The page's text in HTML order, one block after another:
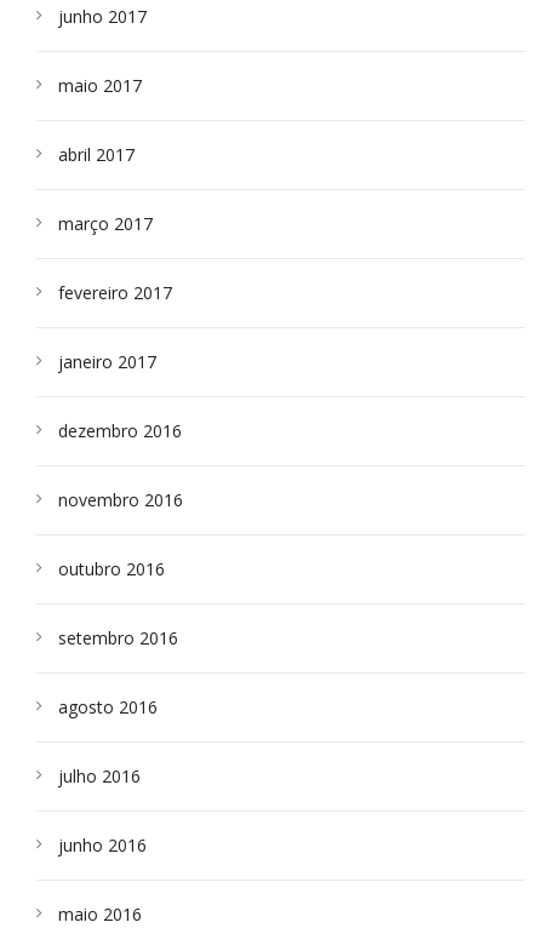
junho 2017
maio 2017
abril 2017
março 2017
fevereiro 2017
janeiro 2017
dezembro 2016
novembro 2016
outubro 2016
setembro 2016
agosto 2016
julho 2016
junho 2016
maio 2016